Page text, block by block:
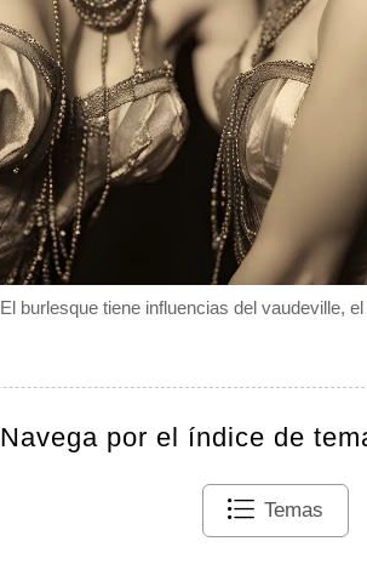
El burlesque tiene influencias del vaudeville,
Navega por el índice de
Temas